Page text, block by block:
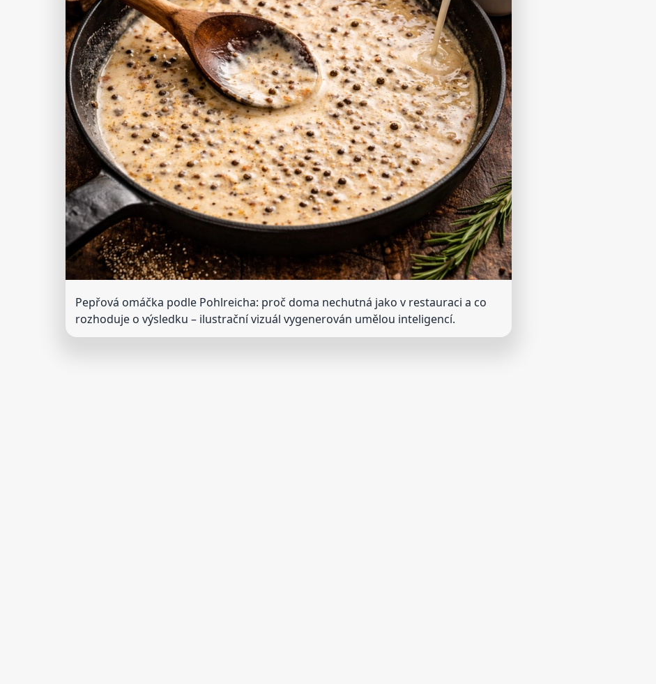
Pepřová omáčka podle Pohlreicha: proč doma nechutná jako v restauraci a co
rozhoduje o výsledku – ilustrační vizuál vygenerován umělou inteligencí.